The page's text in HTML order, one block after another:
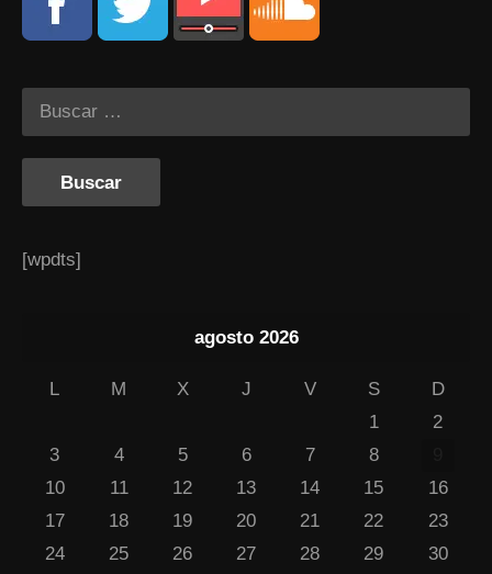
[wpdts]
agosto 2026
L M X J V S
D
1
2
3
4 5 6 7 8
10
11 12 13 14 15
16
17
18 19 20 21 22
23
24
25 26 27 28 29
30